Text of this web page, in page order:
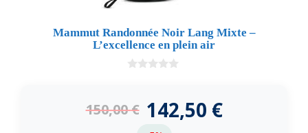
Mammut Randonnée Noir Lang Mixte –
L’excellence en plein air
5
150,00€ 142,50 €